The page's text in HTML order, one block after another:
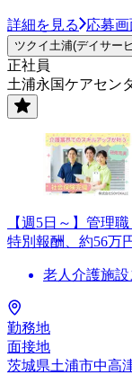
詳細を見る 応募
ツクイ土浦(デイサー
正社員
土浦永国ケアセン
【週5日～】管理
特別報酬、約56万
老人介護施設
勤務地
面接地
茨城県土浦市中高